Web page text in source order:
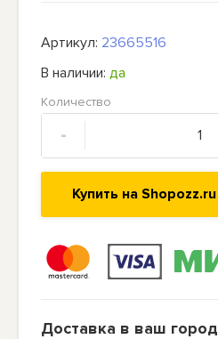
Артикул: 23665516
В наличии:да
Количество
-
Купить на Shopozz.ru
Доставка в ваш город